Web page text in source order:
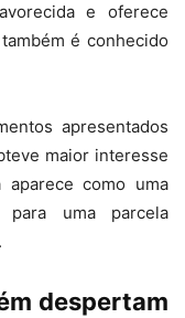
e oferece
é conhecido
apresentados
maior interesse
como uma
uma parcela
despertam